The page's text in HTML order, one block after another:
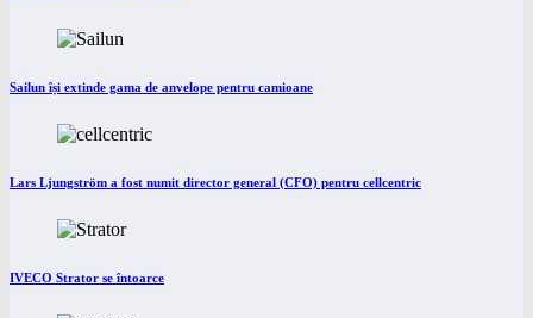
Sailun își extinde gama de anvelope pentru camioane
Lars Ljungström a fost numit director general (CFO) pentru cellcentric
IVECO Strator se întoarce